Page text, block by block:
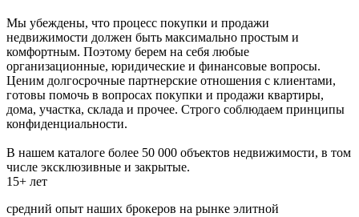
Мы убеждены, что процесс покупки и продажи
недвижимости должен быть максимально простым и
комфортным. Поэтому берем на себя любые
организационные, юридические и финансовые вопросы.
Ценим долгосрочные партнерские отношения с клиентами,
готовы помочь в вопросах покупки и продажи квартиры,
дома, участка, склада и прочее. Строго соблюдаем принципы
конфиденциальности.
В нашем каталоге более 50 000 объектов недвижимости, в том
числе эксклюзивные и закрытые.
15+ лет
средний опыт наших брокеров на рынке элитной